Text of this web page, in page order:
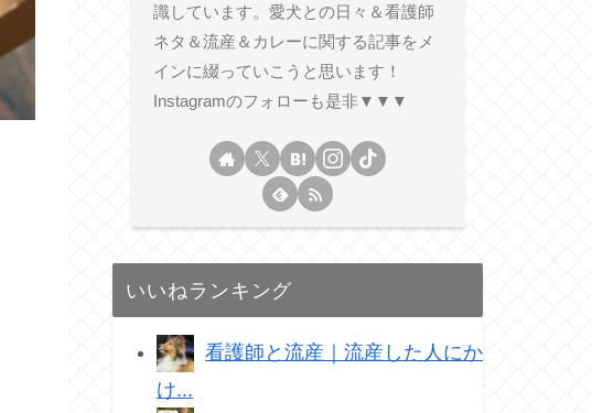
識しています。愛犬との日々＆看護師
ネタ＆流産＆カレーに関する記事をメ
インに綴っていこうと思います！
Instagramのフォローも是非▼▼▼
いいねランキング
看護師と流産｜流産した人にか
け...